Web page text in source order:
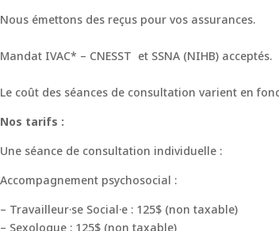
Nous émettons des reçus pour vos assurances.
Mandat IVAC* – CNESST et SSNA (NIHB) acceptés.
Le coût des séances de consultation varient en
Nos tarifs :
Une séance de consultation individuelle :
Accompagnement psychosocial :
– Travailleur·se Social·e : 125$ (non taxable)
– Sexologue : 125$ (non taxable)